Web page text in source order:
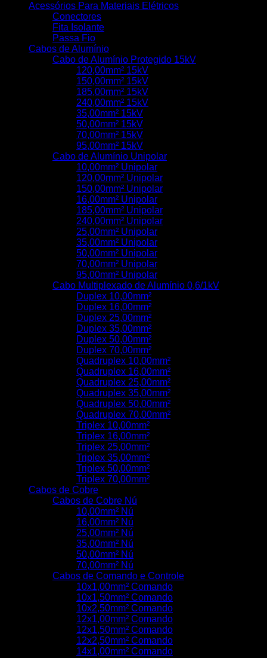
Acessórios Para Materiais Elétricos
Conectores
Fita Isolante
Passa Fio
Cabos de Alumínio
Cabo de Alumínio Protegido 15kV
120,00mm² 15kV
150,00mm² 15kV
185,00mm² 15kV
240,00mm² 15kV
35,00mm² 15kV
50,00mm² 15kV
70,00mm² 15kV
95,00mm² 15kV
Cabo de Alumínio Unipolar
10,00mm² Unipolar
120,00mm² Unipolar
150,00mm² Unipolar
16,00mm² Unipolar
185,00mm² Unipolar
240,00mm² Unipolar
25,00mm² Unipolar
35,00mm² Unipolar
50,00mm² Unipolar
70,00mm² Unipolar
95,00mm² Unipolar
Cabo Multiplexado de Alumínio 0,6/1kV
Duplex 10,00mm²
Duplex 16,00mm²
Duplex 25,00mm²
Duplex 35,00mm²
Duplex 50,00mm²
Duplex 70,00mm²
Quadruplex 10,00mm²
Quadruplex 16,00mm²
Quadruplex 25,00mm²
Quadruplex 35,00mm²
Quadruplex 50,00mm²
Quadruplex 70,00mm²
Triplex 10,00mm²
Triplex 16,00mm²
Triplex 25,00mm²
Triplex 35,00mm²
Triplex 50,00mm²
Triplex 70,00mm²
Cabos de Cobre
Cabos de Cobre Nú
10,00mm² Nú
16,00mm² Nú
25,00mm² Nú
35,00mm² Nú
50,00mm² Nú
70,00mm² Nú
Cabos de Comando e Controle
10x1,00mm² Comando
10x1,50mm² Comando
10x2,50mm² Comando
12x1,00mm² Comando
12x1,50mm² Comando
12x2,50mm² Comando
14x1,00mm² Comando